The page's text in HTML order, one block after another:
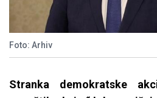
Foto: Arhiv
Stranka demokratske